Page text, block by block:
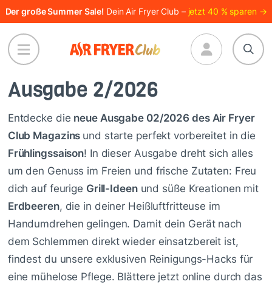
Direkt
zum
Inhalt
Der große Summer Sale! Dein Air Fryer Club – jetzt 40 % sparen →
Ausgabe 2/2026
Entdecke die neue Ausgabe 02/2026 des Air Fryer
Club Magazins und starte perfekt vorbereitet in die
Frühlingssaison! In dieser Ausgabe dreht sich alles
um den Genuss im Freien und frische Zutaten: Freu
dich auf feurige Grill-Ideenund süße Kreationen mit
Erdbeeren, die in deiner Heißluftfritteuse im
Handumdrehen gelingen. Damit dein Gerät nach
dem Schlemmen direkt wieder einsatzbereit ist,
findest du unsere exklusiven Reinigungs-Hacks für
eine mühelose Pflege. Blättere jetzt online durch das